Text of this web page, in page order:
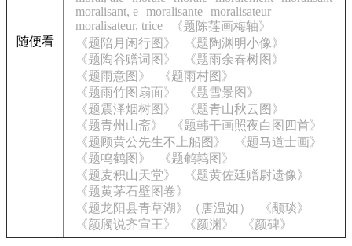
随便看
moralisant, e moralisante moralisateur
moralisateur, trice
《题陈莲画梅轴》
《题陪月闲行图》
《题陶渊明小像》
《题陶谷赠词图》
《题雨余春树图》
《题雨意图》
《题雨村图》
《题雨竹图扇面》
《题雪景图》
《题震泽烟树图》
《题青山秋云图》
《题青州山斋》
《题韩干画照夜白图四首》
《题顾黄公先生不上船图》
《题马道士画》
《题鸣鹤图》
《题鹌鹑图》
《题麦积山天堂》
《题黄佐廷赠尉遗像》
《题黄茅石壁图卷》
《题龙阳县青草湖》（唐温如）
《颙琰》
《颜斶说齐宣王》
《颜渊》 《颜碑》